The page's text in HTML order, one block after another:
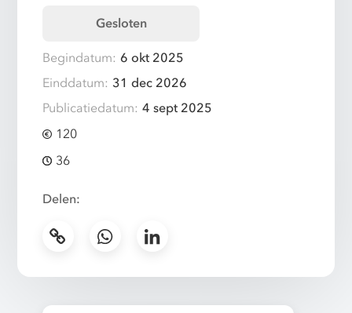
Gesloten
Begindatum: 6 okt 2025
Einddatum: 31 dec 2026
Publicatiedatum: 4 sept 2025
120
36
Delen: